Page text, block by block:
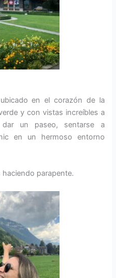
en el corazón de la
y con vistas increíbles a
un paseo, sentarse a
en un hermoso entorno
parapente.